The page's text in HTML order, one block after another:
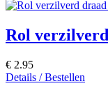
Rol
€ 2.95
Details / Bestellen